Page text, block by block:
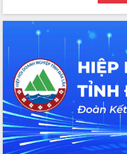
Hội thảo khoa học “Giải pháp
phát triển nền kinh tế xanh tại tỉnh
Đắk Lắk”
Tăng cường giám sát, đôn đốc
hiện nhiệm vụ quản lý tài sản
hàng tuần
Tháo gỡ những vướng mắc, đẩy
công tác cải cách thủ tục hành
tại Trung tâm Phục vụ hành
công tỉnh